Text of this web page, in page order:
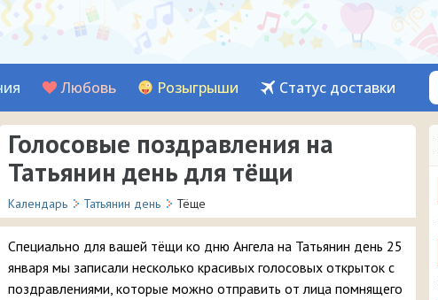
Любовь Розыгрыши Статус доставки
Голосовые поздравления на
Татьянин день для тёщи
Календарь Татьянин день Тёще
Специально для вашей тёщи ко дню Ангела на Татьянин день 25
января мы записали несколько красивых голосовых открыток с
поздравлениями, которые можно отправить от лица помнящего